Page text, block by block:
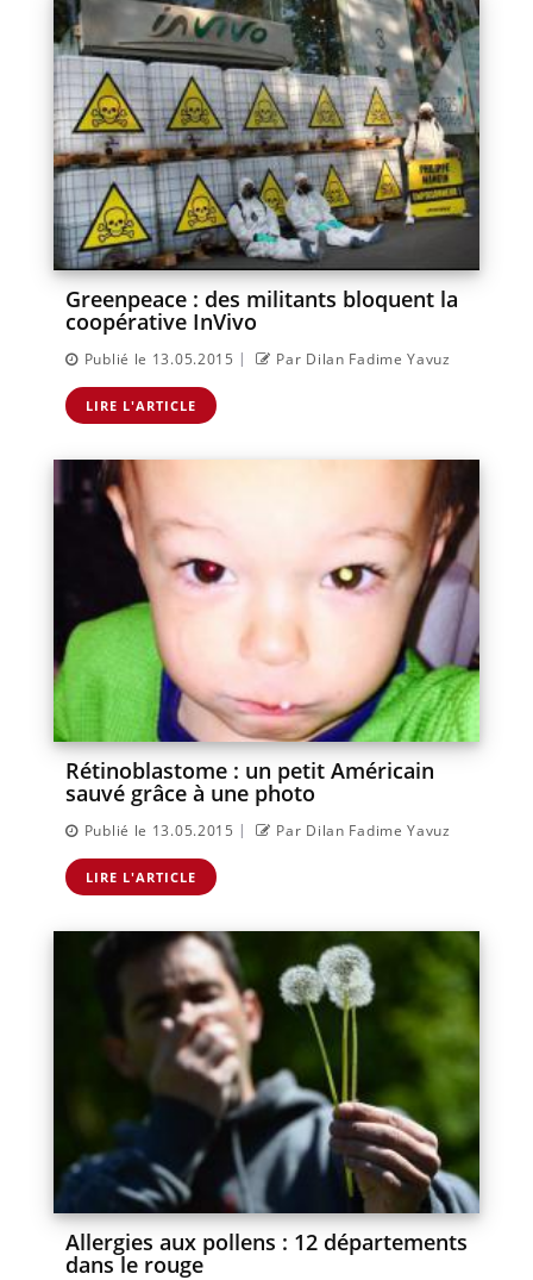
Greenpeace : des militants bloquent la
coopérative InVivo
Publié le 13.05.2015 | Par Dilan Fadime Yavuz
LIRE L'ARTICLE
Rétinoblastome : un petit Américain
sauvé grâce à une photo
Publié le 13.05.2015 | Par Dilan Fadime Yavuz
LIRE L'ARTICLE
Allergies aux pollens : 12 départements
dans le rouge